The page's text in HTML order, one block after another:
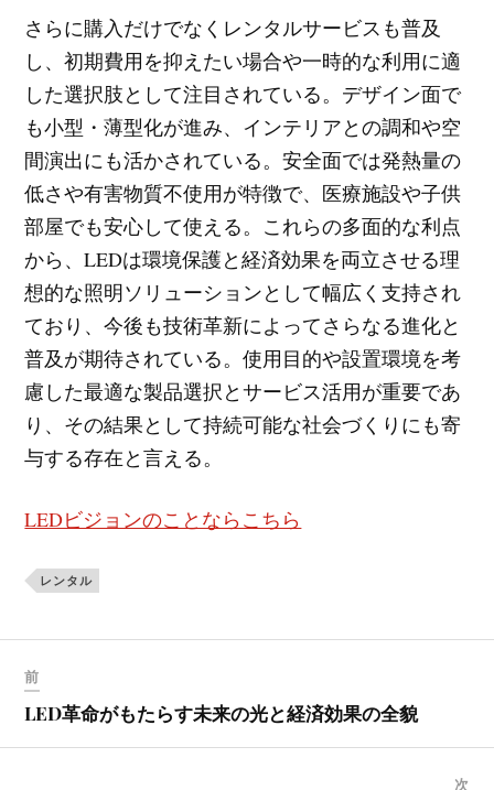
さらに購入だけでなくレンタルサービスも普及
し、初期費用を抑えたい場合や一時的な利用に適
した選択肢として注目されている。デザイン面で
も小型・薄型化が進み、インテリアとの調和や空
間演出にも活かされている。安全面では発熱量の
低さや有害物質不使用が特徴で、医療施設や子供
部屋でも安心して使える。これらの多面的な利点
から、LEDは環境保護と経済効果を両立させる理
想的な照明ソリューションとして幅広く支持され
ており、今後も技術革新によってさらなる進化と
普及が期待されている。使用目的や設置環境を考
慮した最適な製品選択とサービス活用が重要であ
り、その結果として持続可能な社会づくりにも寄
与する存在と言える。
LEDビジョンのことならこちら
レンタル
前
LED革命がもたらす未来の光と経済効果の全貌
次